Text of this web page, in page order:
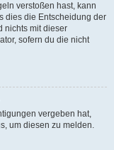
verstoßen hast, kann
dies die Entscheidung der
nichts mit dieser
sofern du die nicht
vergeben hat,
um diesen zu melden.